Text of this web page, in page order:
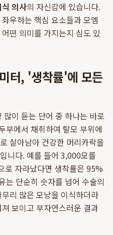
의사의 자신감에 있습니다.
우하는 핵심 요소들과 모엠
떤 의미를 가지는지 심도 있
터, '생착률'에 모든
이 듣는 단어 중 하나는 바로
부에서 채취하여 탈모 부위에
살아남아 건강한 머리카락을
니다. 예를 들어 3,000모를
로 자라났다면 생착률은 95%
는 단순히 숫자를 넘어 수술의
리 많은 모낭을 이식하더라
보이고 부자연스러운 결과